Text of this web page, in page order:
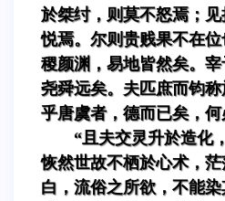
於桀纣，则莫不怒焉；
悦焉。尔则贵贱果不在
稷颜渊，易地皆然矣。
尧舜远矣。夫匹庶而钧
乎唐虞者，德而已矣，何
“且夫交灵升於造化
恢然世故不栖於心术，
白，流俗之所欲，不能